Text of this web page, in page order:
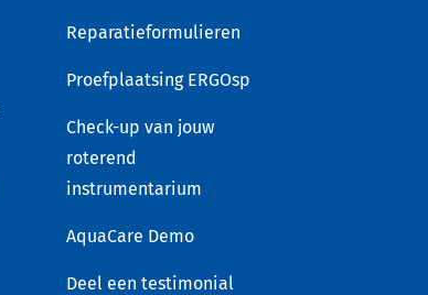
Reparatieformulieren
Proefplaatsing ERGOsp
Check-up van jouw
roterend
instrumentarium
AquaCare Demo
Deel een testimonial